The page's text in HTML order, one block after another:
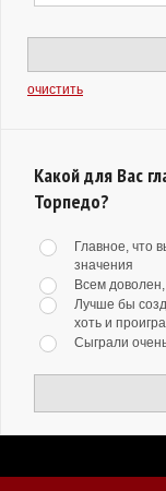
очистить
Какой для Вас
Торпедо?
Главное, что
значения
Всем
Лучше бы
хоть и
Сыграли